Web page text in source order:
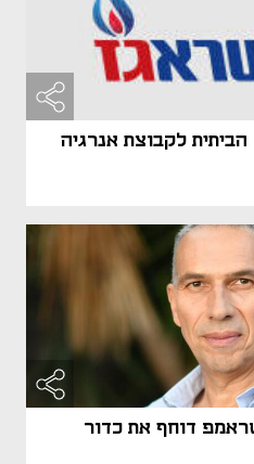
לקבוצת אנרגיה
דוחף את כדור